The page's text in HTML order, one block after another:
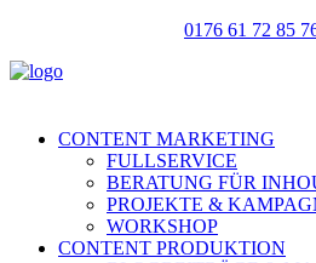
0176 61 72 85
CONTENT MARKETING
FULLSERVICE
BERATUNG FÜR
PROJEKTE &
WORKSHOP
CONTENT PRODUKTION